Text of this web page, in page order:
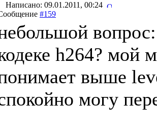
Написано: 09.01.2011, 00:24
#159
h264? мой
выше
могу